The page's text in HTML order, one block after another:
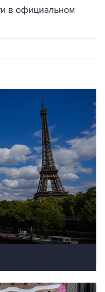
в официальном